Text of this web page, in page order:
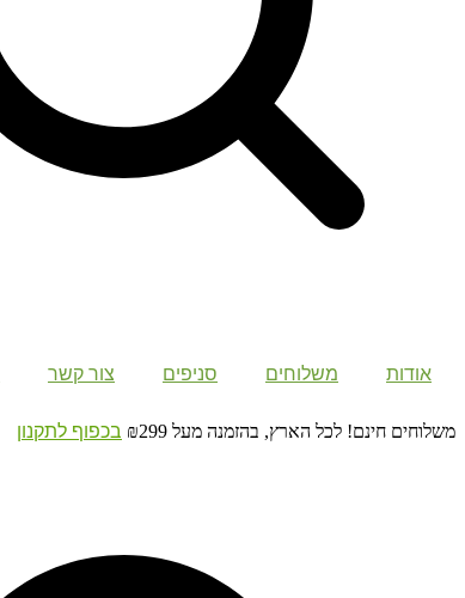
אודות משלוחים סניפים צור קשר
משלוחים חינם! לכל הארץ, בהזמנה מעל ₪299 בכפוף לתקנון